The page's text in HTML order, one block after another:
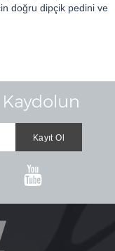
doğru dipçik pedini ve